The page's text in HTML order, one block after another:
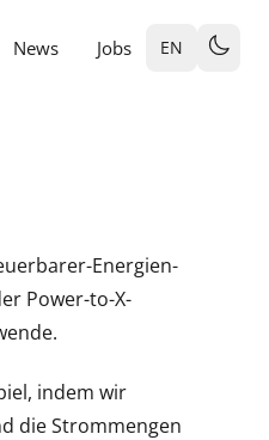
News Jobs EN
Energien-
Power-to-X-
indem wir
die Strommengen